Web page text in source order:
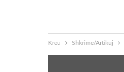
Kreu Shkrime/Artikuj